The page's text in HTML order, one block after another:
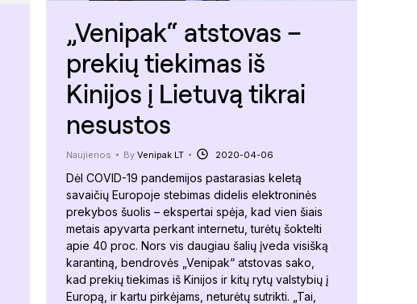
„Venipak“ atstovas –
prekių tiekimas iš
Kinijos į Lietuvą tikrai
nesustos
Naujienos By Venipak LT 2020-04-06
Dėl COVID-19 pandemijos pastarasias keletą
savaičių Europoje stebimas didelis elektroninės
prekybos šuolis – ekspertai spėja, kad vien šiais
metais apyvarta perkant internetu, turėtų šoktelti
apie 40 proc. Nors vis daugiau šalių įveda visišką
karantiną, bendrovės „Venipak“ atstovas sako,
kad prekių tiekimas iš Kinijos ir kitų rytų valstybių į
Europą, ir kartu pirkėjams, neturėtų sutrikti. „Tai,